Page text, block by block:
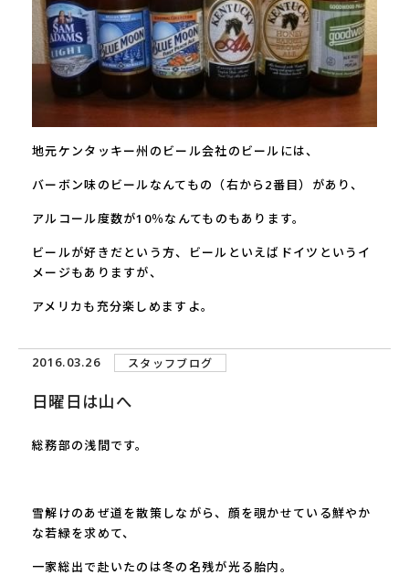
地元ケンタッキー州のビール会社のビールには、
バーボン味のビールなんてもの（右から2番目）があり、
アルコール度数が10％なんてものもあります。
ビールが好きだという方、ビールといえばドイツというイ
メージもありますが、
アメリカも充分楽しめますよ。
2016.03.26 スタッフブログ
日曜日は山へ
総務部の浅間です。
雪解けのあぜ道を散策しながら、顔を覗かせている鮮やか
な若緑を求めて、
一家総出で赴いたのは冬の名残が光る胎内。